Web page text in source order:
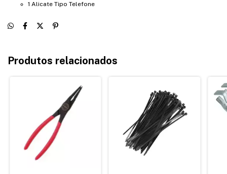
1 Alicate Tipo Telefone
Produtos relacionados